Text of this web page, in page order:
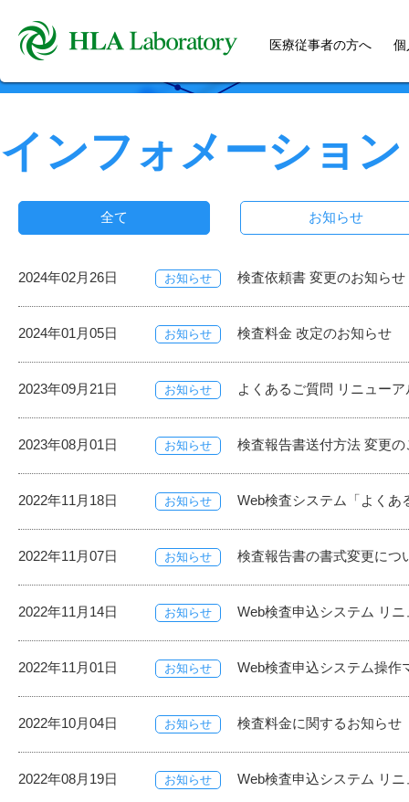
医療従事者の方へ 個
インフォメーション
全て お知らせ
2024年02月26日 お知らせ 検査依頼書 変更のお知らせ
2024年01月05日 お知らせ 検査料金 改定のお知らせ
2023年09月21日 お知らせ よくあるご質問 リニュー
2023年08月01日 お知らせ 検査報告書送付方法 変更の
2022年11月18日 お知らせ Web検査システム「よくあ
2022年11月07日 お知らせ 検査報告書の書式変更につ
2022年11月14日 お知らせ Web検査申込システム リ
2022年11月01日 お知らせ Web検査申込システム操作
2022年10月04日 お知らせ 検査料金に関するお知らせ
2022年08月19日 お知らせ Web検査申込システム リ